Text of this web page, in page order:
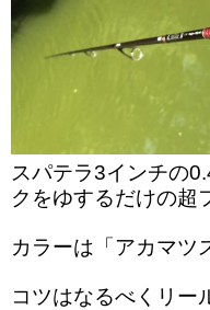
スパテラ3インチの
クをゆするだけの超
カラーは「アカマツ
コツはなるべくリー